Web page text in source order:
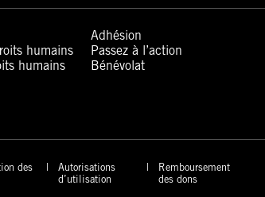
humains
humains
Adhésion
Passez à l’action
Bénévolat
des
Autorisations
d’utilisation
Remboursement
des dons